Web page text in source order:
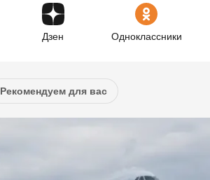
Дзен Одноклассники
Рекомендуем для вас